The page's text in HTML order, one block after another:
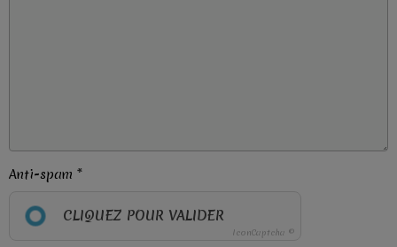
Anti-spam
CLIQUEZ POUR VALIDER
IconCaptcha ©